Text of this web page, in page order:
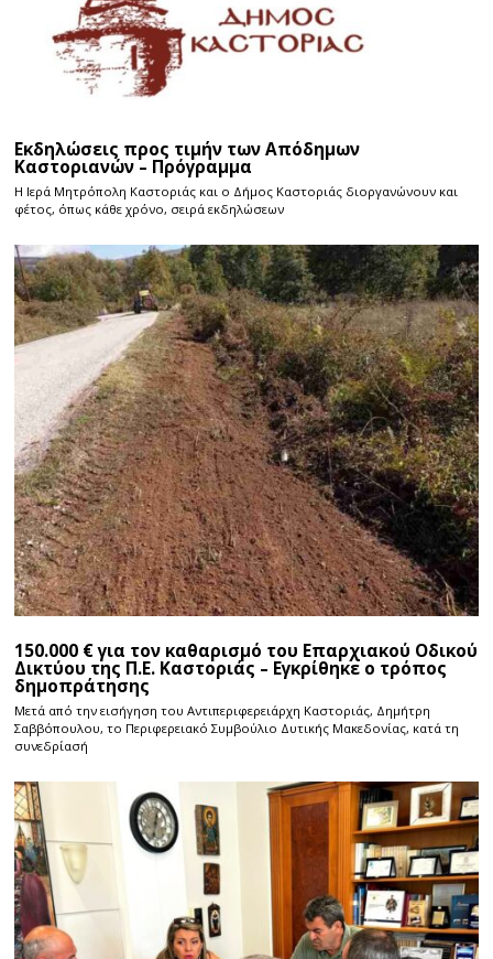
Εκδηλώσεις προς τιμήν των Απόδημων
Καστοριανών – Πρόγραμμα
Η Ιερά Μητρόπολη Καστοριάς και ο Δήμος Καστοριάς διοργανώνουν και
φέτος, όπως κάθε χρόνο, σειρά εκδηλώσεων
150.000 € για τον καθαρισμό του Επαρχιακού Οδικού
Δικτύου της Π.Ε. Καστοριάς – Εγκρίθηκε ο τρόπος
δημοπράτησης
Μετά από την εισήγηση του Αντιπεριφερειάρχη Καστοριάς, Δημήτρη
Σαββόπουλου, το Περιφερειακό Συμβούλιο Δυτικής Μακεδονίας, κατά τη
συνεδρίασή